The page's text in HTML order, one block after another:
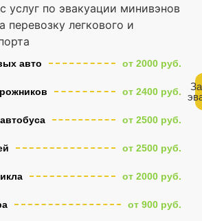
услуг по эвакуации минивэнов
перевозку легкового и
авто от 2000 руб.
от 2400 руб.
от 2500 руб.
от 2500 руб.
от 2000 руб.
от 900 руб.